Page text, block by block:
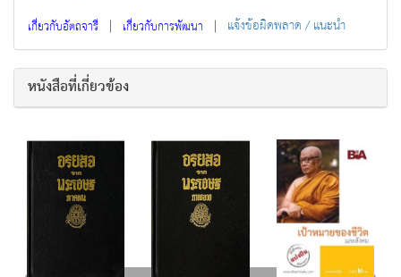
เกี่ยวกับอัตถจารี | เกี่ยวกับการพัฒนา | แจ้งข้อผิดพลาด / แนะนำ
หนังสือที่เกี่ยวข้อง